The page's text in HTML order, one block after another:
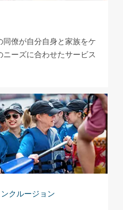
同僚が自分自身と家族をケ
ニーズに合わせたサービス
クルージョン